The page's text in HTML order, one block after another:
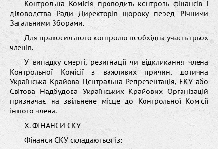
Контрольна Комісія проводить контроль фінансів і
діловодства Ради Директорів щороку перед Річними
Загальними Зборами.
Для правосильного контролю необхідна участь трьох
членів.
У випадку смерті, резиґнації чи відкликання члена
Контрольної Комісії з важливих причин, дотична
Українська Крайова Центральна Репрезентація, ЕКУ або
Світова Надбудова Українських Крайових Організацій
призначає на звільнене місце до Контрольної Комісії
іншого члена.
X. ФІНАНСИ СКУ
Фінанси СКУ складаються із: